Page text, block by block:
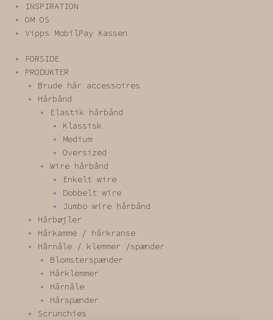
INSPIRATION
OM OS
Vipps MobilPay Kassen
FORSIDE
PRODUKTER
Brude hår accessoires
Hårbånd
Elastik hårbånd
Klassisk
Medium
Oversized
Wire hårbånd
Enkelt wire
Dobbelt wire
Jumbo wire hårbånd
Hårbøjler
Hårkamme / hårkranse
Hårnåle / klemmer /spænder
Blomsterspænder
Hårklemmer
Hårnåle
Hårspænder
Scrunchies